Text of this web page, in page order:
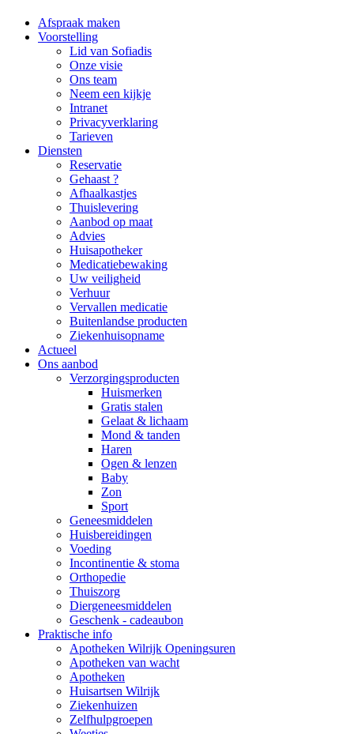
Afspraak maken
Voorstelling
Lid van Sofiadis
Onze visie
Ons team
Neem een kijkje
Intranet
Privacyverklaring
Tarieven
Diensten
Reservatie
Gehaast ?
Afhaalkastjes
Thuislevering
Aanbod op maat
Advies
Huisapotheker
Medicatiebewaking
Uw veiligheid
Verhuur
Vervallen medicatie
Buitenlandse producten
Ziekenhuisopname
Actueel
Ons aanbod
Verzorgingsproducten
Huismerken
Gratis stalen
Gelaat & lichaam
Mond & tanden
Haren
Ogen & lenzen
Baby
Zon
Sport
Geneesmiddelen
Huisbereidingen
Voeding
Incontinentie & stoma
Orthopedie
Thuiszorg
Diergeneesmiddelen
Geschenk - cadeaubon
Praktische info
Apotheken Wilrijk Openingsuren
Apotheken van wacht
Apotheken
Huisartsen Wilrijk
Ziekenhuizen
Zelfhulpgroepen